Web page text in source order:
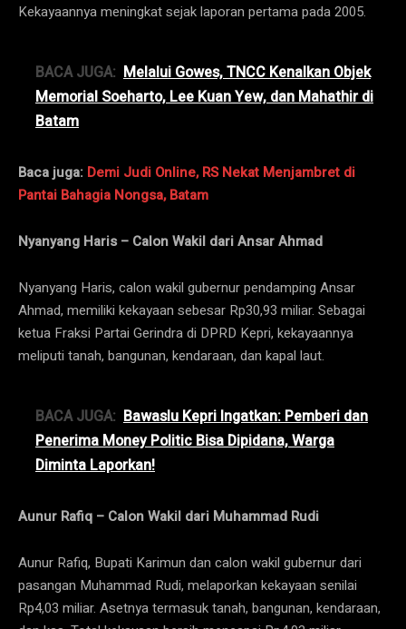
Kekayaannya meningkat sejak laporan pertama pada 2005.
BACA JUGA: Melalui Gowes, TNCC Kenalkan Objek
Memorial Soeharto, Lee Kuan Yew, dan Mahathir di
Batam
Baca juga: Demi Judi Online, RS Nekat Menjambret di
Pantai Bahagia Nongsa, Batam
Nyanyang Haris – Calon Wakil dari Ansar Ahmad
Nyanyang Haris, calon wakil gubernur pendamping Ansar
Ahmad, memiliki kekayaan sebesar Rp30,93 miliar. Sebagai
ketua Fraksi Partai Gerindra di DPRD Kepri, kekayaannya
meliputi tanah, bangunan, kendaraan, dan kapal laut.
BACA JUGA: Bawaslu Kepri Ingatkan: Pemberi dan
Penerima Money Politic Bisa Dipidana, Warga
Diminta Laporkan!
Aunur Rafiq – Calon Wakil dari Muhammad Rudi
Aunur Rafiq, Bupati Karimun dan calon wakil gubernur dari
pasangan Muhammad Rudi, melaporkan kekayaan senilai
Rp4,03 miliar. Asetnya termasuk tanah, bangunan, kendaraan,